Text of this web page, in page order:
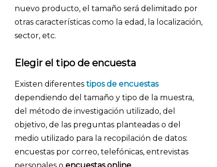
nuevo producto, el tamaño será delimitado por
otras características como la edad, la localización,
sector, etc.
Elegir el tipo de encuesta
Existen diferentes tipos de encuestas
dependiendo del tamaño y tipo de la muestra,
del método de investigación utilizado, del
objetivo, de las preguntas planteadas o del
medio utilizado para la recopilación de datos:
encuestas por correo, telefónicas, entrevistas
personales o encuestas online.